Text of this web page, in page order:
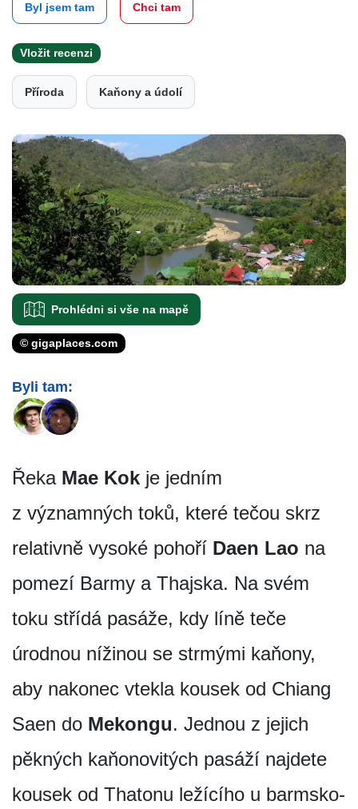
Byl jsem tam Chci tam
Vložit recenzi
Příroda Kaňony a údolí
Prohlédni si vše na mapě
© gigaplaces.com
Byli tam:
Řeka Mae Kokje jedním
z významných toků, které tečou skrz
relativně vysoké pohoří Daen Lao na
pomezí Barmy a Thajska. Na svém
toku střídá pasáže, kdy líně teče
úrodnou nížinou se strmými kaňony,
aby nakonec vtekla kousek od Chiang
Saen do Mekongu. Jednou z jejich
pěkných kaňonovitých pasáží najdete
kousek od Thatonu ležícího u barmsko-